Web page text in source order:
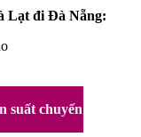
Lạt đi Đà Nẵng:
suất chuyến